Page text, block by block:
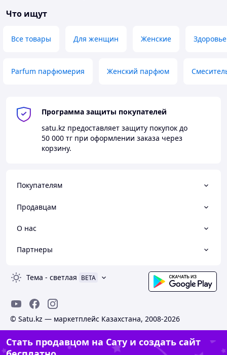
к ним
Что ищут
Все товары Для женщин Женские Здоровье
Parfum парфюмерия Женский парфюм
Программа защиты покупателей
satu.kz предоставляет защиту покупок до
50 000 тг при оформлении заказа через
корзину.
Покупателям
Продавцам
О нас
Партнеры
Тема - светлая BETA
© Satu.kz — маркетплейс Казахстана, 2008-2026
Стать продавцом на Сату и создать сайт